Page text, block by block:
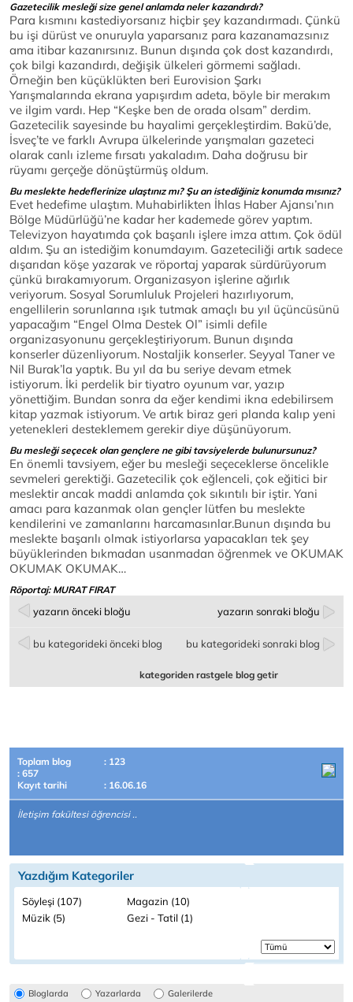
Gazetecilik mesleği size genel anlamda neler kazandırdı?
Para kısmını kastediyorsanız hiçbir şey kazandırmadı. Çünkü
bu işi dürüst ve onuruyla yaparsanız para kazanamazsınız
ama itibar kazanırsınız. Bunun dışında çok dost kazandırdı,
çok bilgi kazandırdı, değişik ülkeleri görmemi sağladı.
Örneğin ben küçüklükten beri Eurovision Şarkı
Yarışmalarında ekrana yapışırdım adeta, böyle bir merakım
ve ilgim vardı. Hep “Keşke ben de orada olsam” derdim.
Gazetecilik sayesinde bu hayalimi gerçekleştirdim. Bakü’de,
İsveç’te ve farklı Avrupa ülkelerinde yarışmaları gazeteci
olarak canlı izleme fırsatı yakaladım. Daha doğrusu bir
rüyamı gerçeğe dönüştürmüş oldum.
Bu meslekte hedeflerinize ulaştınız mı? Şu an istediğiniz konumda mısınız?
Evet hedefime ulaştım. Muhabirlikten İhlas Haber Ajansı’nın
Bölge Müdürlüğü’ne kadar her kademede görev yaptım.
Televizyon hayatımda çok başarılı işlere imza attım. Çok ödül
aldım. Şu an istediğim konumdayım. Gazeteciliği artık sadece
dışarıdan köşe yazarak ve röportaj yaparak sürdürüyorum
çünkü bırakamıyorum. Organizasyon işlerine ağırlık
veriyorum. Sosyal Sorumluluk Projeleri hazırlıyorum,
engellilerin sorunlarına ışık tutmak amaçlı bu yıl üçüncüsünü
yapacağım “Engel Olma Destek Ol” isimli defile
organizasyonunu gerçekleştiriyorum. Bunun dışında
konserler düzenliyorum. Nostaljik konserler. Seyyal Taner ve
Nil Burak’la yaptık. Bu yıl da bu seriye devam etmek
istiyorum. İki perdelik bir tiyatro oyunum var, yazıp
yönettiğim. Bundan sonra da eğer kendimi ikna edebilirsem
kitap yazmak istiyorum. Ve artık biraz geri planda kalıp yeni
yetenekleri desteklemem gerekir diye düşünüyorum.
Bu mesleği seçecek olan gençlere ne gibi tavsiyelerde bulunursunuz?
En önemli tavsiyem, eğer bu mesleği seçeceklerse öncelikle
sevmeleri gerektiği. Gazetecilik çok eğlenceli, çok eğitici bir
meslektir ancak maddi anlamda çok sıkıntılı bir iştir. Yani
amacı para kazanmak olan gençler lütfen bu meslekte
kendilerini ve zamanlarını harcamasınlar.Bunun dışında bu
meslekte başarılı olmak istiyorlarsa yapacakları tek şey
büyüklerinden bıkmadan usanmadan öğrenmek ve OKUMAK
OKUMAK OKUMAK…
Röportaj: MURAT FIRAT
yazarın önceki bloğu yazarın sonraki bloğu
bu kategorideki önceki blog bu kategorideki sonraki blog
kategoriden rastgele blog getir
Toplam blog
: 123
: 657
Kayıt tarihi
: 16.06.16
İletişim fakültesi öğrencisi ..
Yazdığım Kategoriler
Söyleşi (107)
Magazin (10)
Müzik (5)
Gezi - Tatil (1)
Bloglarda Yazarlarda Galerilerde